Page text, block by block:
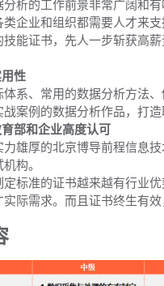
分析的工作前景非常广阔和
企业和组织都需要人才来支
技能证书，先人一步斩获高
性
体系、常用的数据分析方法
案例的数据分析作品，打造
部和企业高度认可
力雄厚的北京博导前程信息
构。
定标准的证书越来越有行业
际需求。而且证书终生有效